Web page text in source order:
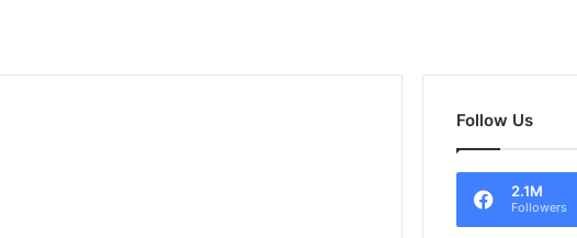
Follow Us
2.1M
Followers